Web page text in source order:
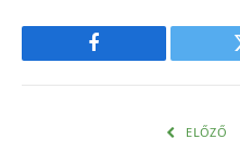
Facebook
ELŐZŐ